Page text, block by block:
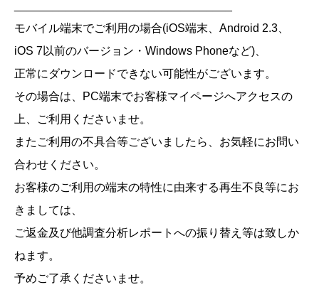
モバイル端末でご利用の場合(iOS端末、Android 2.3、
iOS 7以前のバージョン・Windows Phoneなど)、
正常にダウンロードできない可能性がございます。
その場合は、PC端末でお客様マイページへアクセスの
上、ご利用くださいませ。
またご利用の不具合等ございましたら、お気軽にお問い
合わせください。
お客様のご利用の端末の特性に由来する再生不良等にお
きましては、
ご返金及び他調査分析レポートへの振り替え等は致しか
ねます。
予めご了承くださいませ。